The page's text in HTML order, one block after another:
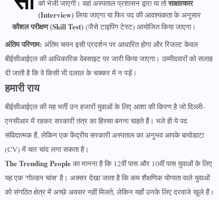
को भेजी जाएगी। वहां अस्पताल प्रशासन द्वारा या तोसाक्षात्कार
(Interview)लिया जाएगा या फिर पद की आवश्यकता के अनुसार
कौशल परीक्षण (Skill Test) (जैसे टाइपिंग टेस्ट) आयोजित किया जाएगा।
अंतिम परिणाम: अंतिम चयन इसी प्रदर्शन पर आधारित होगा और रिजल्ट केवल
बीईसीआईएल की आधिकारिक वेबसाइट पर जारी किया जाएगा। उम्मीदवारों को सलाह
दी जाती है कि वे किसी भी दलाल के चक्कर में न पड़ें।
हमारी राय
बीईसीआईएल की यह भर्ती उन हजारों युवाओं के लिए आशा की किरण है जो दिल्ली-
एनसीआर में रहकर सरकारी तंत्र का हिस्सा बनना चाहते हैं। भले ही ये पद
संविदात्मक हैं, लेकिन एक केंद्रीय सरकारी अस्पताल का अनुभव आपके बायोडाटा
(CV) में चार चांद लगा सकता है।
The Trending Peopleका मानना है कि 12वीं पास और 10वीं पास युवाओं के लिए
यह एक 'गोल्डन चांस' है। अक्सर देखा जाता है कि कम शैक्षणिक योग्यता वाले युवाओं
को संगठित क्षेत्र में अच्छे अवसर नहीं मिलते, लेकिन यहाँ उनके लिए दरवाजे खुले हैं।